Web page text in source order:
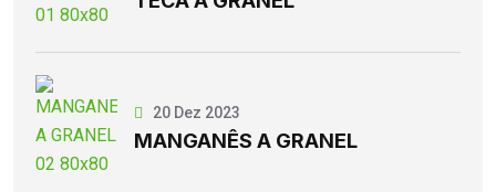
20 Dez 2023
MANGANÊS A GRANEL